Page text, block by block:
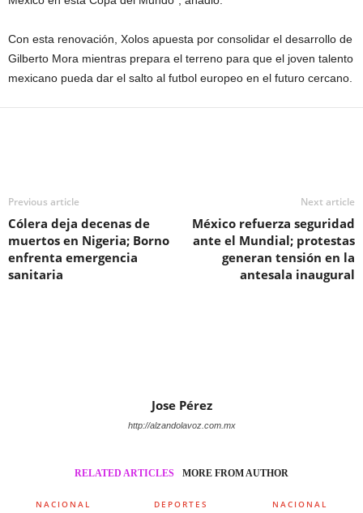
Con esta renovación, Xolos apuesta por consolidar el desarrollo de
Gilberto Mora mientras prepara el terreno para que el joven talento
mexicano pueda dar el salto al futbol europeo en el futuro cercano.
Previous article
Cólera deja decenas de
muertos en Nigeria; Borno
enfrenta emergencia
sanitaria
Next article
México refuerza seguridad
ante el Mundial; protestas
generan tensión en la
antesala inaugural
Jose Pérez
http://alzandolavoz.com.mx
RELATED ARTICLES MORE FROM AUTHOR
NACIONAL DEPORTES NACIONAL